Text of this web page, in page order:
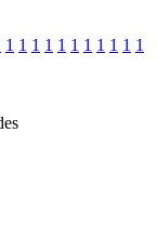
1 1 1 1 1 1 1 1 1 1 1